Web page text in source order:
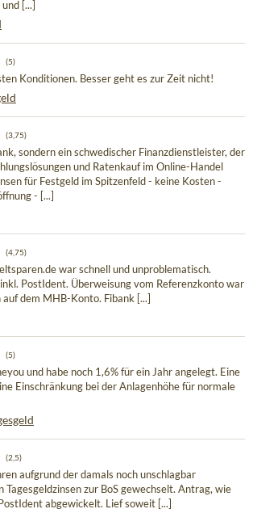
[...]
(5)
Konditionen. Besser geht es zur Zeit nicht!
(3,75)
sondern ein schwedischer Finanzdienstleister, der
und Ratenkauf im Online-Handel
für Festgeld im Spitzenfeld - keine Kosten -
- [...]
(4,75)
war schnell und unproblematisch.
PostIdent. Überweisung vom Referenzkonto war
dem MHB-Konto. Fibank [...]
(5)
und habe noch 1,6% für ein Jahr angelegt. Eine
Einschränkung bei der Anlagenhöhe für normale
(2,5)
aufgrund der damals noch unschlagbar
Tagesgeldzinsen zur BoS gewechselt. Antrag, wie
abgewickelt. Lief soweit [...]